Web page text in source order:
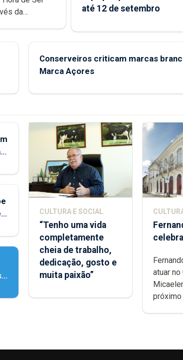
da
até 12 de setembro
Conserveiros criticam marcas
Marca Açores
CULTURA E SOCIAL
“Tenho uma vida
completamente
cheia de trabalho,
dedicação, gosto e
muita paixão”
atuar
próximo